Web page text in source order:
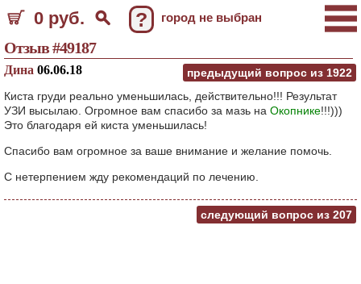
0 руб. ? город не выбран
Отзыв #49187
предыдущий вопрос из 1922
Дина 06.06.18
Киста груди реально уменьшилась, действительно!!! Результат
УЗИ высылаю. Огромное вам спасибо за мазь на Окопнике!!!)))
Это благодаря ей киста уменьшилась!
Спасибо вам огромное за ваше внимание и желание помочь.
С нетерпением жду рекомендаций по лечению.
следующий вопрос из 207